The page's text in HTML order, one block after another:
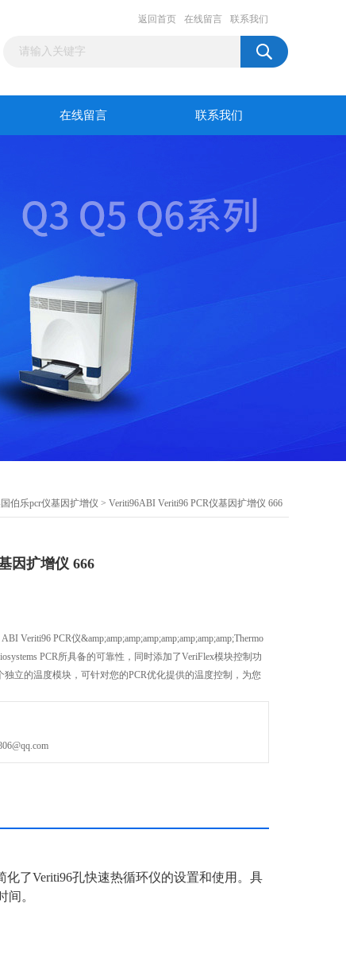
返回首页 在线留言 联系我们
在线留言 联系我们
伯乐pcr仪基因扩增仪 > Veriti96ABI Veriti96 PCR仪基因扩增仪 666
因扩增仪 666
Veriti96 PCR仪&amp;amp;amp;amp;amp;amp;amp;amp;Thermo
PCR所具备的可靠性，同时添加了VeriFlex模块控制功
独立的温度模块，可针对您的PCR优化提供的温度控制，为您
化了Veriti96孔快速热循环仪的设置和使用。具
间。